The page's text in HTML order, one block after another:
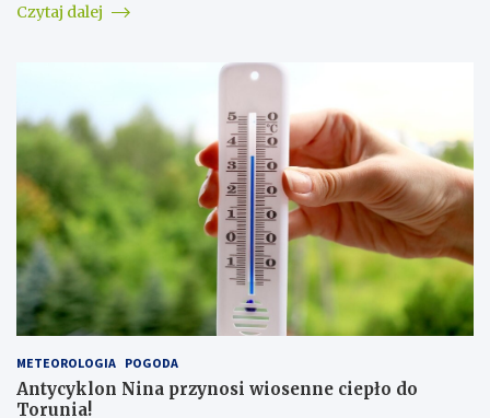
Czytaj dalej
METEOROLOGIA POGODA
Antycyklon Nina przynosi wiosenne ciepło do
Torunia!